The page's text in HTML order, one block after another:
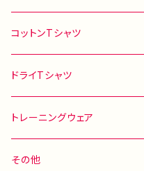
コットンTシャツ
ドライTシャツ
トレーニングウェア
その他